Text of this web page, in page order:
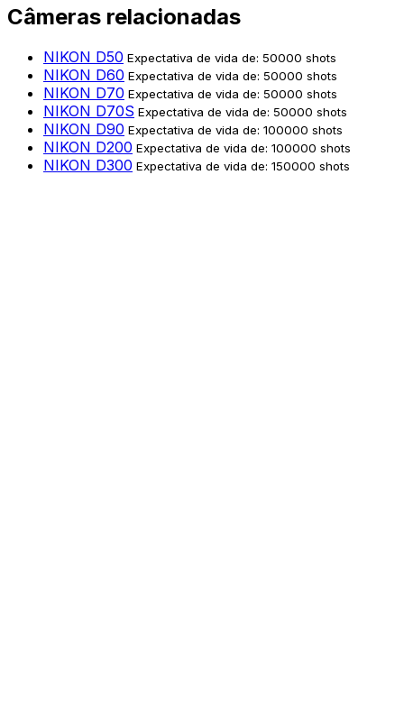
Câmeras relacionadas
NIKON D50 Expectativa de vida de: 50000 shots
NIKON D60 Expectativa de vida de: 50000 shots
NIKON D70 Expectativa de vida de: 50000 shots
NIKON D70S Expectativa de vida de: 50000 shots
NIKON D90 Expectativa de vida de: 100000 shots
NIKON D200 Expectativa de vida de: 100000 shots
NIKON D300 Expectativa de vida de: 150000 shots